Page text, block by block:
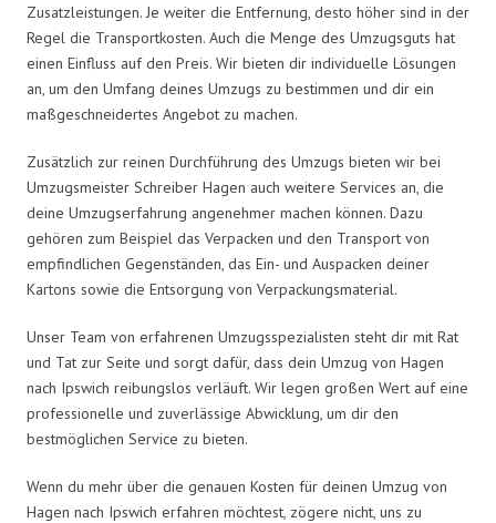
Zusatzleistungen. Je weiter die Entfernung, desto höher sind in der
Regel die Transportkosten. Auch die Menge des Umzugsguts hat
einen Einfluss auf den Preis. Wir bieten dir individuelle Lösungen
an, um den Umfang deines Umzugs zu bestimmen und dir ein
maßgeschneidertes Angebot zu machen.
Zusätzlich zur reinen Durchführung des Umzugs bieten wir bei
Umzugsmeister Schreiber Hagen auch weitere Services an, die
deine Umzugserfahrung angenehmer machen können. Dazu
gehören zum Beispiel das Verpacken und den Transport von
empfindlichen Gegenständen, das Ein- und Auspacken deiner
Kartons sowie die Entsorgung von Verpackungsmaterial.
Unser Team von erfahrenen Umzugsspezialisten steht dir mit Rat
und Tat zur Seite und sorgt dafür, dass dein Umzug von Hagen
nach Ipswich reibungslos verläuft. Wir legen großen Wert auf eine
professionelle und zuverlässige Abwicklung, um dir den
bestmöglichen Service zu bieten.
Wenn du mehr über die genauen Kosten für deinen Umzug von
Hagen nach Ipswich erfahren möchtest, zögere nicht, uns zu